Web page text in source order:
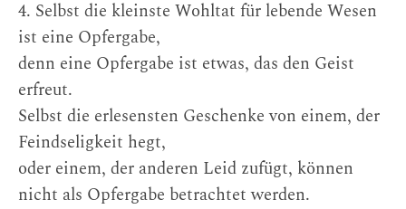
4. Selbst die kleinste Wohltat für lebende Wesen
ist eine Opfergabe,
denn eine Opfergabe ist etwas, das den Geist
erfreut.
Selbst die erlesensten Geschenke von einem, der
Feindseligkeit hegt,
oder einem, der anderen Leid zufügt, können
nicht als Opfergabe betrachtet werden.